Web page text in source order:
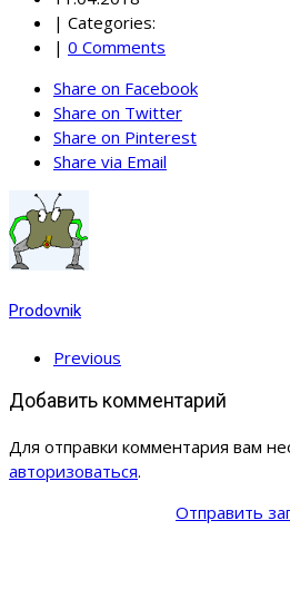
| Categories:
| 0 Comments
Share on Facebook
Share on Twitter
Share on Pinterest
Share via Email
Prodovnik
Previous
Добавить комментарий
Для отправки комментария вам
авторизоваться.
Отправить